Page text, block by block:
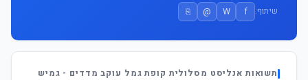
שיתוף: f
W
@
⎘
תשואות אנליסט מסלולית קופת גמל עוקב מדדים - גמיש